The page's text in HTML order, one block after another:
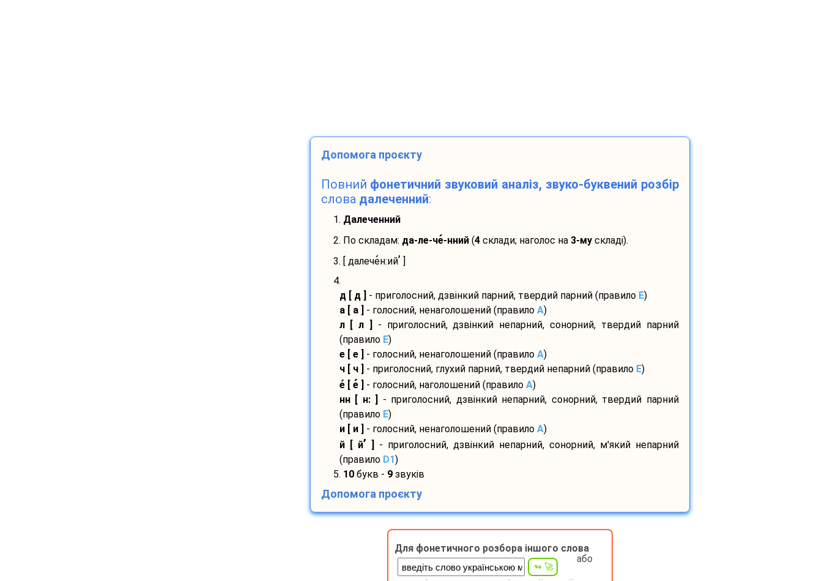
Допомога проєкту
Повний фонетичний звуковий аналіз, звуко-буквений розбір
слова далеченний:
1. Далеченний
2. По складам: да-ле-че-нний(4склади; наголос на 3-мускладі).
3. [ далечен:ий’
4.
д [ д ]
- приголосний, дзвінкий парний, твердий парний (правило E)
а [ а ]
- голосний, ненаголошений (правило A)
л [ л ]
- приголосний, дзвінкий непарний, сонорний, твердий парний
(правило E)
е [ е ]
- голосний, ненаголошений (правило A)
ч [ ч ]
- приголосний, глухий парний, твердий непарний (правило E)
е[ е] - голосний, наголошений (правило A)
нн [ н: ]
- приголосний, дзвінкий непарний, сонорний, твердий парний
(правило E)
и [ и ]
- голосний, ненаголошений (правило A)
й [ й’
- приголосний, дзвінкий непарний, сонорний, м'який непарний
(правило D1)
5. 10букв - 9звуків
Допомога проєкту
Для фонетичного розбора іншого слова
або